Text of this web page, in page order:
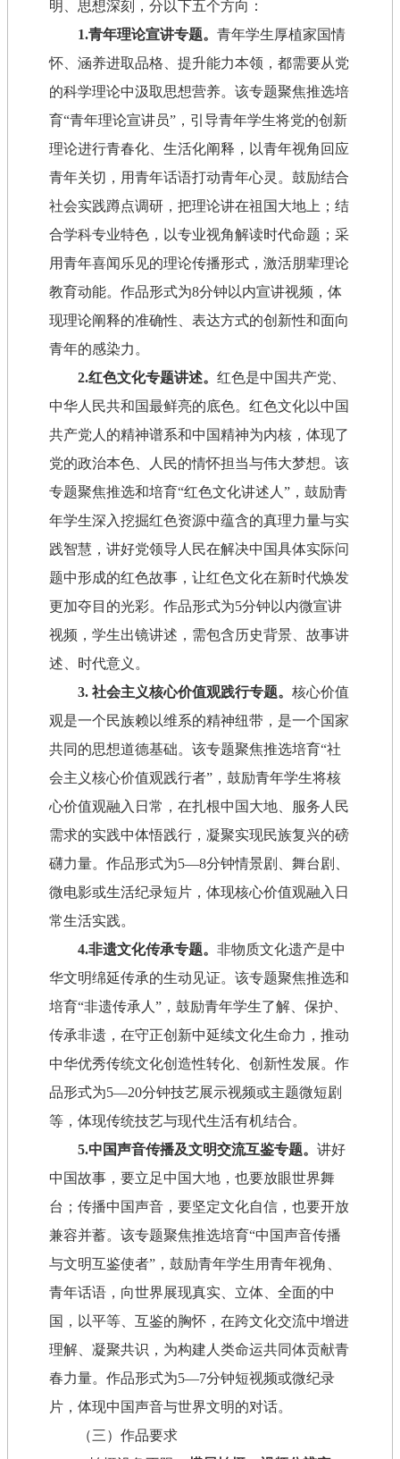
明、思想深刻，分以下五个方向：
1.青年理论宣讲专题。 青年学生厚植家国情
怀、涵养进取品格、提升能力本领，都需要从党
的科学理论中汲取思想营养。该专题聚焦推选培
育“青年理论宣讲员”，引导青年学生将党的创新
理论进行青春化、生活化阐释，以青年视角回应
青年关切，用青年话语打动青年心灵。鼓励结合
社会实践蹲点调研，把理论讲在祖国大地上；结
合学科专业特色，以专业视角解读时代命题；采
用青年喜闻乐见的理论传播形式，激活朋辈理论
教育动能。作品形式为8分钟以内宣讲视频，体
现理论阐释的准确性、表达方式的创新性和面向
青年的感染力。
2.红色文化专题讲述。 红色是中国共产党、
中华人民共和国最鲜亮的底色。红色文化以中国
共产党人的精神谱系和中国精神为内核，体现了
党的政治本色、人民的情怀担当与伟大梦想。该
专题聚焦推选和培育“红色文化讲述人”，鼓励青
年学生深入挖掘红色资源中蕴含的真理力量与实
践智慧，讲好党领导人民在解决中国具体实际问
题中形成的红色故事，让红色文化在新时代焕发
更加夺目的光彩。作品形式为5分钟以内微宣讲
视频，学生出镜讲述，需包含历史背景、故事讲
述、时代意义。
3. 社会主义核心价值观践行专题。 核心价值
观是一个民族赖以维系的精神纽带，是一个国家
共同的思想道德基础。该专题聚焦推选培育“社
会主义核心价值观践行者”，鼓励青年学生将核
心价值观融入日常，在扎根中国大地、服务人民
需求的实践中体悟践行，凝聚实现民族复兴的磅
礴力量。作品形式为5—8分钟情景剧、舞台剧、
微电影或生活纪录短片，体现核心价值观融入日
常生活实践。
4.非遗文化传承专题。 非物质文化遗产是中
华文明绵延传承的生动见证。该专题聚焦推选和
培育“非遗传承人”，鼓励青年学生了解、保护、
传承非遗，在守正创新中延续文化生命力，推动
中华优秀传统文化创造性转化、创新性发展。作
品形式为5—20分钟技艺展示视频或主题微短剧
等，体现传统技艺与现代生活有机结合。
5.中国声音传播及文明交流互鉴专题。 讲好
中国故事，要立足中国大地，也要放眼世界舞
台；传播中国声音，要坚定文化自信，也要开放
兼容并蓄。该专题聚焦推选培育“中国声音传播
与文明互鉴使者”，鼓励青年学生用青年视角、
青年话语，向世界展现真实、立体、全面的中
国，以平等、互鉴的胸怀，在跨文化交流中增进
理解、凝聚共识，为构建人类命运共同体贡献青
春力量。作品形式为5—7分钟短视频或微纪录
片，体现中国声音与世界文明的对话。
（三）作品要求